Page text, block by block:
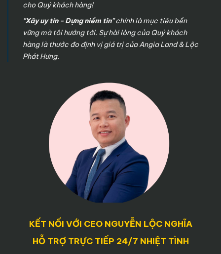
cho Quý khách hàng!
"Xây uy tín - Dựng niềm tin"chính là mục tiêu bền
vững mà tôi hướng tới. Sự hài lòng của Quý khách
hàng là thước đo định vị giá trị của Angia Land & Lộc
Phát Hưng.
KẾT NỐI VỚI CEO NGUYỄN LỘC NGHĨA
HỖ TRỢ TRỰC TIẾP 24/7 NHIỆT TÌNH